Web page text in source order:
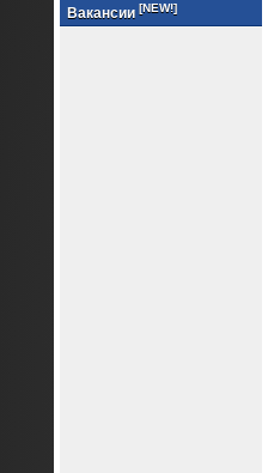
Вакансии [NEW!]